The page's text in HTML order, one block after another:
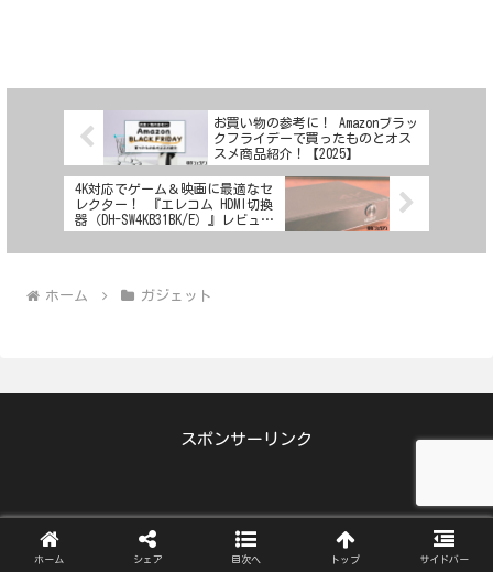
お買い物の参考に！ Amazonブラッ
クフライデーで買ったものとオス
スメ商品紹介！【2025】
4K対応でゲーム＆映画に最適なセ
レクター！ 『エレコム HDMI切換
器（DH-SW4KB31BK/E）』レビュ
ー！
ホーム ガジェット
スポンサーリンク
ホーム シェア 目次へ トップ サイドバー